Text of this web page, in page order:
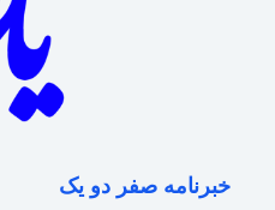
خبرنامه صفر دو یک